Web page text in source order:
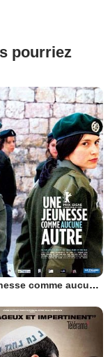
pourriez
Une jeunesse comme aucune autre